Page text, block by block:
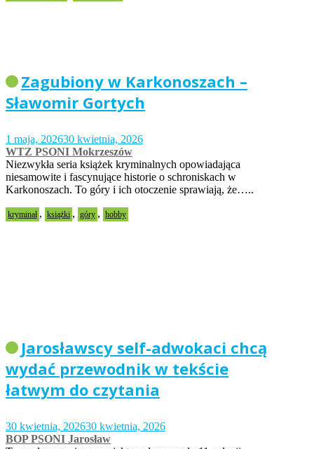
Zagubiony w Karkonoszach –
Sławomir Gortych
1 maja, 202630 kwietnia, 2026
WTZ PSONI Mokrzeszów
Niezwykła seria książek kryminalnych opowiadająca
niesamowite i fascynujące historie o schroniskach w
Karkonoszach. To góry i ich otoczenie sprawiają, że…..
kryminał , książki , góry , hobby
Jarosławscy self-adwokaci chcą
wydać przewodnik w tekście
łatwym do czytania
30 kwietnia, 202630 kwietnia, 2026
BOP PSONI Jarosław